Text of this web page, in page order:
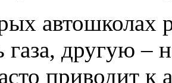
автошколах
газа, другую –
приводит к